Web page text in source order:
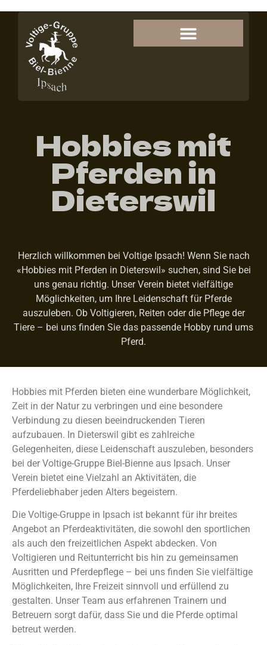
Hobbies mit
Pferden in
Dieterswil
Herzlich willkommen bei Voltige Ipsach! Wenn Sie nach
«Hobbies mit Pferden in Dieterswil» suchen, sind Sie bei
uns genau richtig. Unser Verein bietet vielfältige
Möglichkeiten, um Ihre Leidenschaft für Pferde
auszuleben. Ob Voltigieren, Reiten oder die Pflege der
Tiere – bei uns finden Sie das passende Hobby rund ums
Pferd.
Hobbies mit Pferden bieten eine wunderbare Möglichkeit,
Zeit in der Natur zu verbringen und eine besondere
Verbindung zu diesen beeindruckenden Tieren
aufzubauen. In Dieterswil gibt es zahlreiche
Gelegenheiten, diese Leidenschaft auszuleben, besonders
bei der Voltige-Gruppe Biel-Bienne aus Ipsach. Unser
Verein bietet eine Vielzahl an Aktivitäten, die
Pferdeliebhaber jeden Alters begeistern.
Die Voltige-Gruppe in Ipsach ist bekannt für ihr breites
Angebot an Pferdeaktivitäten, die sowohl den sportlichen
als auch den freizeitlichen Aspekt abdecken. Von
Voltigieren und Reitunterricht bis hin zu gemeinsamen
Ausritten und Pferdepflege – bei uns finden Sie vielfältige
Möglichkeiten, Ihre Freizeit sinnvoll und erfüllend zu
gestalten. Unser Team aus erfahrenen Trainern und
Betreuern sorgt dafür, dass Sie und die Pferde optimal
betreut werden.